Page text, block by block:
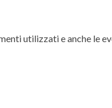
utilizzati e anche le